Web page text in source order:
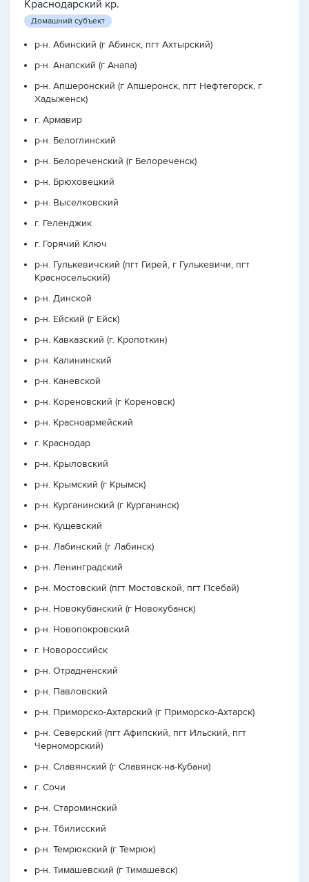
Краснодарский кр.
Домашний субъект
р-н. Абинский (г Абинск, пгт Ахтырский)
р-н. Анапский (г Анапа)
р-н. Апшеронский (г Апшеронск, пгт Нефтегорск, г
Хадыженск)
г. Армавир
р-н. Белоглинский
р-н. Белореченский (г Белореченск)
р-н. Брюховецкий
р-н. Выселковский
г. Геленджик
г. Горячий Ключ
р-н. Гулькевичский (пгт Гирей, г Гулькевичи, пгт
Красносельский)
р-н. Динской
р-н. Ейский (г Ейск)
р-н. Кавказский (г. Кропоткин)
р-н. Калининский
р-н. Каневской
р-н. Кореновский (г Кореновск)
р-н. Красноармейский
г. Краснодар
р-н. Крыловский
р-н. Крымский (г Крымск)
р-н. Курганинский (г Курганинск)
р-н. Кущевский
р-н. Лабинский (г Лабинск)
р-н. Ленинградский
р-н. Мостовский (пгт Мостовской, пгт Псебай)
р-н. Новокубанский (г Новокубанск)
р-н. Новопокровский
г. Новороссийск
р-н. Отрадненский
р-н. Павловский
р-н. Приморско-Ахтарский (г Приморско-Ахтарск)
р-н. Северский (пгт Афипский, пгт Ильский, пгт
Черноморский)
р-н. Славянский (г Славянск-на-Кубани)
г. Сочи
р-н. Староминский
р-н. Тбилисский
р-н. Темрюкский (г Темрюк)
р-н. Тимашевский (г Тимашевск)